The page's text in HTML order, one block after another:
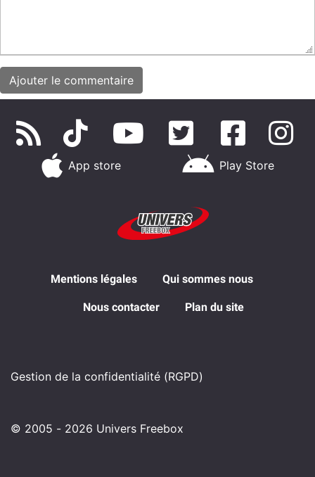
App store Play Store
Mentions légales Qui sommes nous
Nous contacter Plan du site
Gestion de la confidentialité (RGPD)
© 2005 - 2026 Univers Freebox